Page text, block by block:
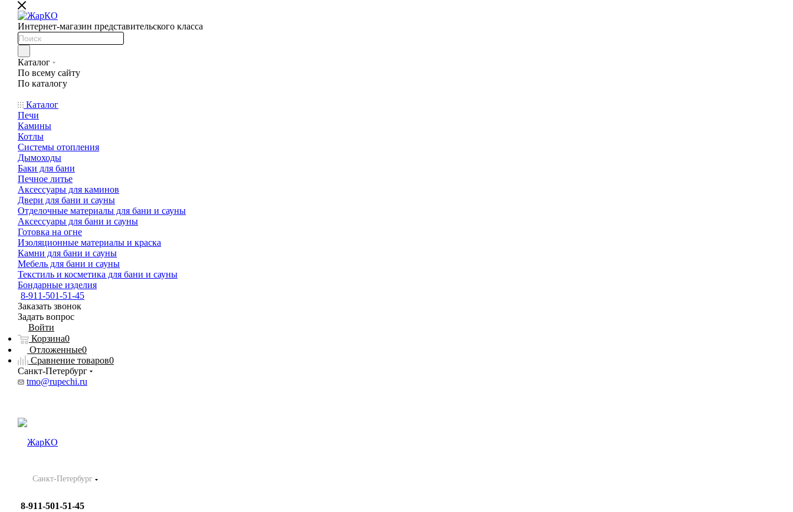
Интернет-магазин представительского класса
Каталог
По всему сайту
По каталогу
Каталог
Печи
Камины
Котлы
Системы отопления
Дымоходы
Баки для бани
Печное литье
Аксессуары для каминов
Двери для бани и сауны
Отделочные материалы для бани и сауны
Аксессуары для бани и сауны
Готовка на огне
Изоляционные материалы и краска
Камни для бани и сауны
Мебель для бани и сауны
Текстиль и косметика для бани и сауны
Бондарные изделия
8-911-501-51-45
Заказать звонок
Задать вопрос
Войти
Корзина0
Отложенные0
Сравнение товаров0
Санкт-Петербург
tmo@rupechi.ru
Санкт-Петербург
8-911-501-51-45